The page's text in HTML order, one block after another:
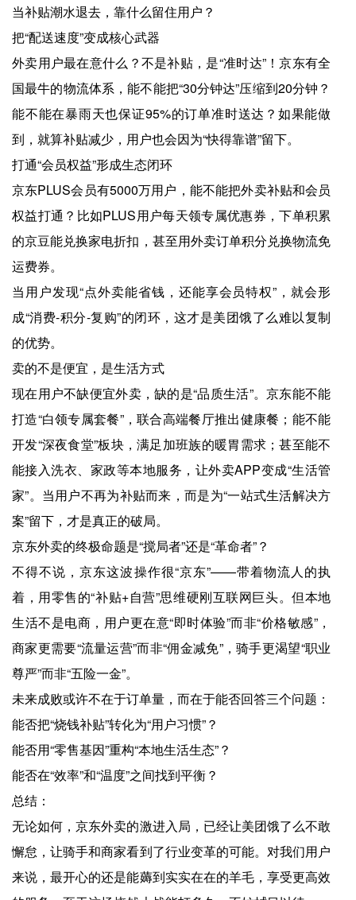
当补贴潮水退去，靠什么留住用户？
把“配送速度”变成核心武器
外卖用户最在意什么？不是补贴，是“准时达”！京东有全
国最牛的物流体系，能不能把“30分钟达”压缩到20分钟？
能不能在暴雨天也保证95%的订单准时送达？如果能做
到，就算补贴减少，用户也会因为“快得靠谱”留下。
打通“会员权益”形成生态闭环
京东PLUS会员有5000万用户，能不能把外卖补贴和会员
权益打通？比如PLUS用户每天领专属优惠券，下单积累
的京豆能兑换家电折扣，甚至用外卖订单积分兑换物流免
运费券。
当用户发现“点外卖能省钱，还能享会员特权”，就会形
成“消费-积分-复购”的闭环，这才是美团饿了么难以复制
的优势。
卖的不是便宜，是生活方式
现在用户不缺便宜外卖，缺的是“品质生活”。京东能不能
打造“白领专属套餐”，联合高端餐厅推出健康餐；能不能
开发“深夜食堂”板块，满足加班族的暖胃需求；甚至能不
能接入洗衣、家政等本地服务，让外卖APP变成“生活管
家”。当用户不再为补贴而来，而是为“一站式生活解决方
案”留下，才是真正的破局。
京东外卖的终极命题是“搅局者”还是“革命者”？
不得不说，京东这波操作很“京东”——带着物流人的执
着，用零售的“补贴+自营”思维硬刚互联网巨头。但本地
生活不是电商，用户更在意“即时体验”而非“价格敏感”，
商家更需要“流量运营”而非“佣金减免”，骑手更渴望“职业
尊严”而非“五险一金”。
未来成败或许不在于订单量，而在于能否回答三个问题：
能否把“烧钱补贴”转化为“用户习惯”？
能否用“零售基因”重构“本地生活生态”？
能否在“效率”和“温度”之间找到平衡？
总结：
无论如何，京东外卖的激进入局，已经让美团饿了么不敢
懈怠，让骑手和商家看到了行业变革的可能。对我们用户
来说，最开心的还是能薅到实实在在的羊毛，享受更高效